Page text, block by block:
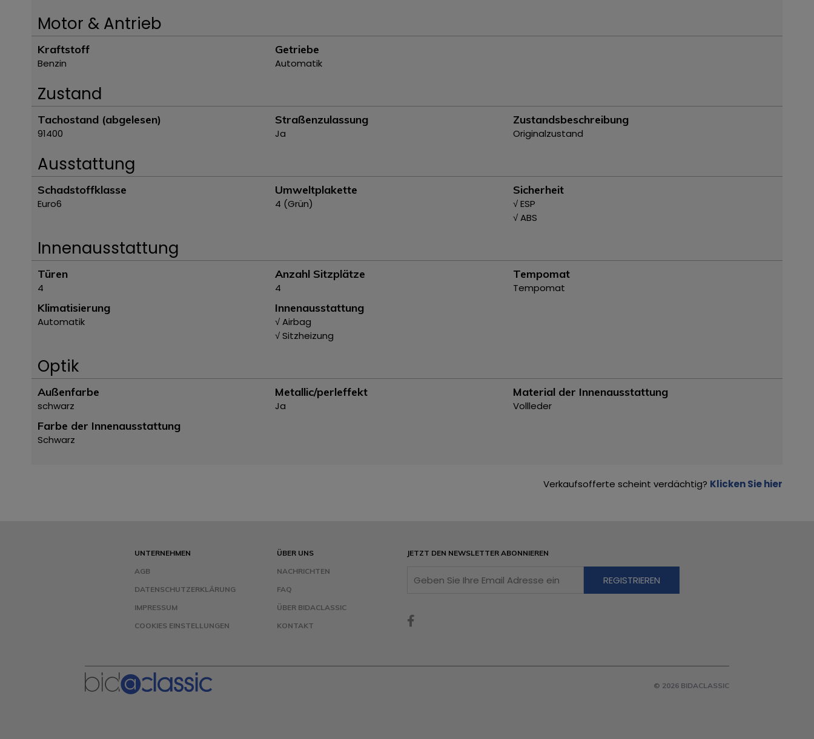
Motor & Antrieb
Kraftstoff
Benzin
Getriebe
Automatik
Zustand
Tachostand (abgelesen)
91400
Straßenzulassung
Ja
Zustandsbeschreibung
Originalzustand
Ausstattung
Schadstoffklasse
Euro6
Umweltplakette
4 (Grün)
Sicherheit
√ ESP
√ ABS
Innenausstattung
Türen
4
Anzahl Sitzplätze
4
Tempomat
Tempomat
Klimatisierung
Automatik
Innenausstattung
√ Airbag
√ Sitzheizung
Optik
Außenfarbe
schwarz
Metallic/perleffekt
Ja
Material der Innenausstattung
Vollleder
Farbe der Innenausstattung
Schwarz
Verkaufsofferte scheint verdächtig? Klicken Sie hier
UNTERNEHMEN
AGB
DATENSCHUTZERKLÄRUNG
IMPRESSUM
COOKIES EINSTELLUNGEN
ÜBER UNS
NACHRICHTEN
FAQ
ÜBER BIDACLASSIC
KONTAKT
JETZT DEN NEWSLETTER ABONNIEREN
© 2026 BIDACLASSIC